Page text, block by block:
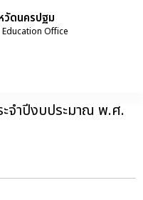
วัดนครปฐม
Office
จำปีงบประมาณ พ.ศ.